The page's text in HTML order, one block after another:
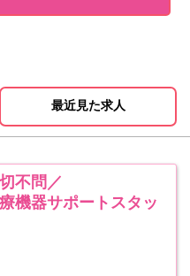
最近見た求人
不問／
機器サポートスタッ